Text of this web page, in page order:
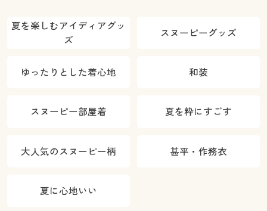
夏を楽しむアイディアグッ
ズ
スヌーピーグッズ
ゆったりとした着心地 和装
スヌーピー部屋着 夏を粋にすごす
大人気のスヌーピー柄 甚平・作務衣
夏に心地いい